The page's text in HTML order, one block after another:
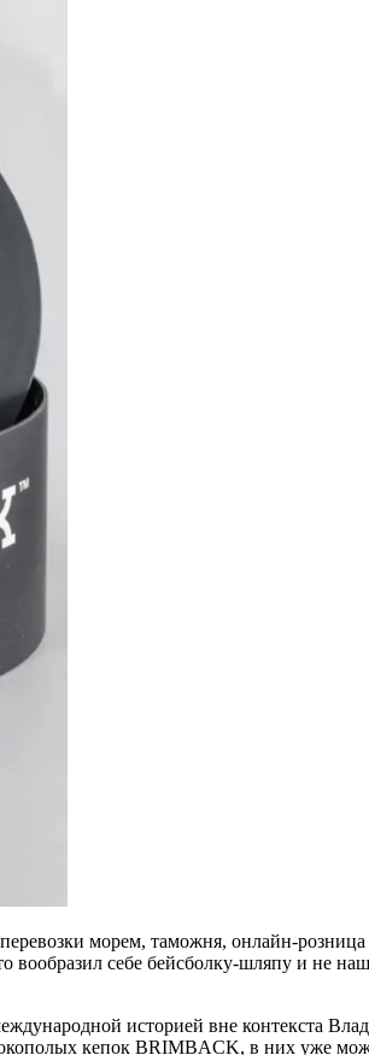
морем, таможня, онлайн-
себе бейсболку-шляпу и не
историей вне контекста
кепок BRIMBACK, в них уже